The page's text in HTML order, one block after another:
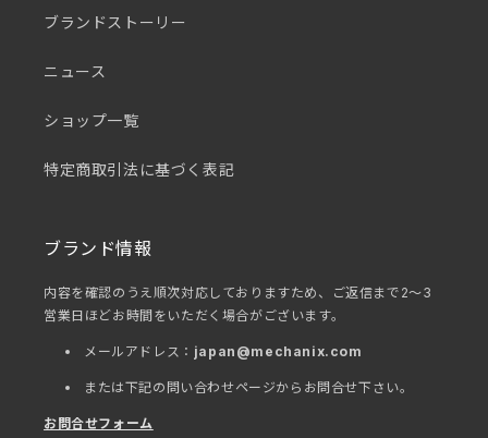
ブランドストーリー
ニュース
ショップ一覧
特定商取引法に基づく表記
ブランド情報
内容を確認のうえ順次対応しておりますため、ご返信まで2～3
営業日ほどお時間をいただく場合がございます。
メールアドレス： japan@mechanix.com
または下記の問い合わせページからお問合せ下さい。
お問合せフォーム